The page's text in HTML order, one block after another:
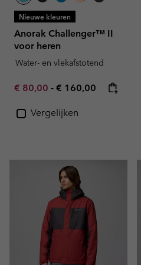
Nieuwe kleuren
Anorak Challenger™ II
voor heren
Water- en vlekafstotend
Minimum sale price:
€ 80,00 - Maximum price:
€ 160,00
Vergelijken